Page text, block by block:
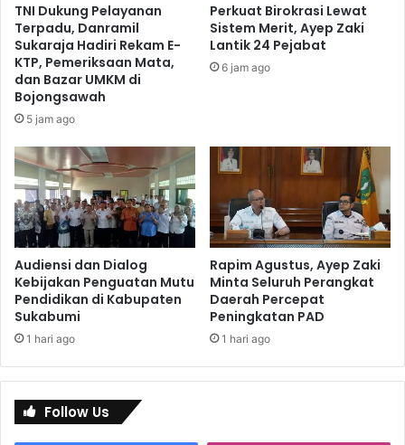
TNI Dukung Pelayanan
Terpadu, Danramil
Sukaraja Hadiri Rekam E-
KTP, Pemeriksaan Mata,
dan Bazar UMKM di
Bojongsawah
5 jam ago
Perkuat Birokrasi Lewat
Sistem Merit, Ayep Zaki
Lantik 24 Pejabat
6 jam ago
Audiensi dan Dialog
Kebijakan Penguatan Mutu
Pendidikan di Kabupaten
Sukabumi
1 hari ago
Rapim Agustus, Ayep Zaki
Minta Seluruh Perangkat
Daerah Percepat
Peningkatan PAD
1 hari ago
Follow Us